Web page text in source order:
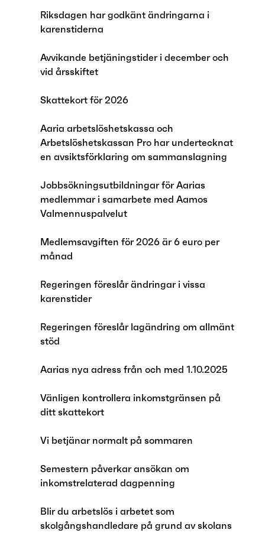
Riksdagen har godkänt ändringarna i
karenstiderna
Avvikande betjäningstider i december och
vid årsskiftet
Skattekort för 2026
Aaria arbetslöshetskassa och
Arbetslöshetskassan Pro har undertecknat
en avsiktsförklaring om sammanslagning
Jobbsökningsutbildningar för Aarias
medlemmar i samarbete med Aamos
Valmennuspalvelut
Medlemsavgiften för 2026 är 6 euro per
månad
Regeringen föreslår ändringar i vissa
karenstider
Regeringen föreslår lagändring om allmänt
stöd
Aarias nya adress från och med 1.10.2025
Vänligen kontrollera inkomstgränsen på
ditt skattekort
Vi betjänar normalt på sommaren
Semestern påverkar ansökan om
inkomstrelaterad dagpenning
Blir du arbetslös i arbetet som
skolgångshandledare på grund av skolans